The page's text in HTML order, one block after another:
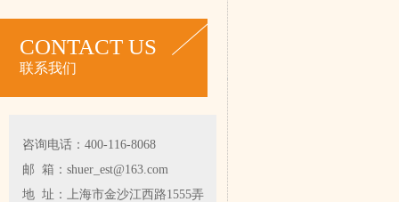
CONTACT US
联系我们
咨询电话：400-116-8068
邮 箱：shuer_est@163.com
地 址：上海市金沙江西路1555弄